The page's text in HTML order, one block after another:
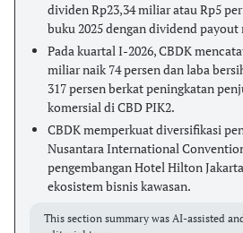
dividen Rp23,34 miliar atau Rp5
buku 2025 dengan dividend payout
Pada kuartal I-2026, CBDK
miliar naik 74 persen dan laba
317 persen berkat peningkatan
komersial di CBD PIK2.
CBDK memperkuat diversifikasi
Nusantara International
pengembangan Hotel Hilton
ekosistem bisnis kawasan.
This section summary was AI-assisted